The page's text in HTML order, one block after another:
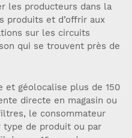
les producteurs dans la
produits et d’offrir aux
sur les circuits
qui se trouvent près de
et géolocalise plus de 150
directe en magasin ou
le consommateur
type de produit ou par